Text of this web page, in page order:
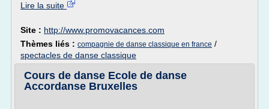
Lire la suite
Site : http://www.promovacances.com
Thèmes liés : compagnie de danse classique en france /
spectacles de danse classique
Cours de danse Ecole de danse
Accordanse Bruxelles